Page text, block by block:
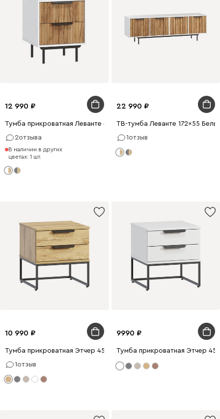
12 990
Тумба прикроватная Леванте 45x55 Белый
2отзыва
В наличии в других
цветах: 1 шт.
22 990
ТВ-тумба Леванте 172x55
1отзыв
10 990
Тумба прикроватная Этчер 45x48 Дуб Золотистый
1отзыв
9990
Тумба прикроватная Этчер